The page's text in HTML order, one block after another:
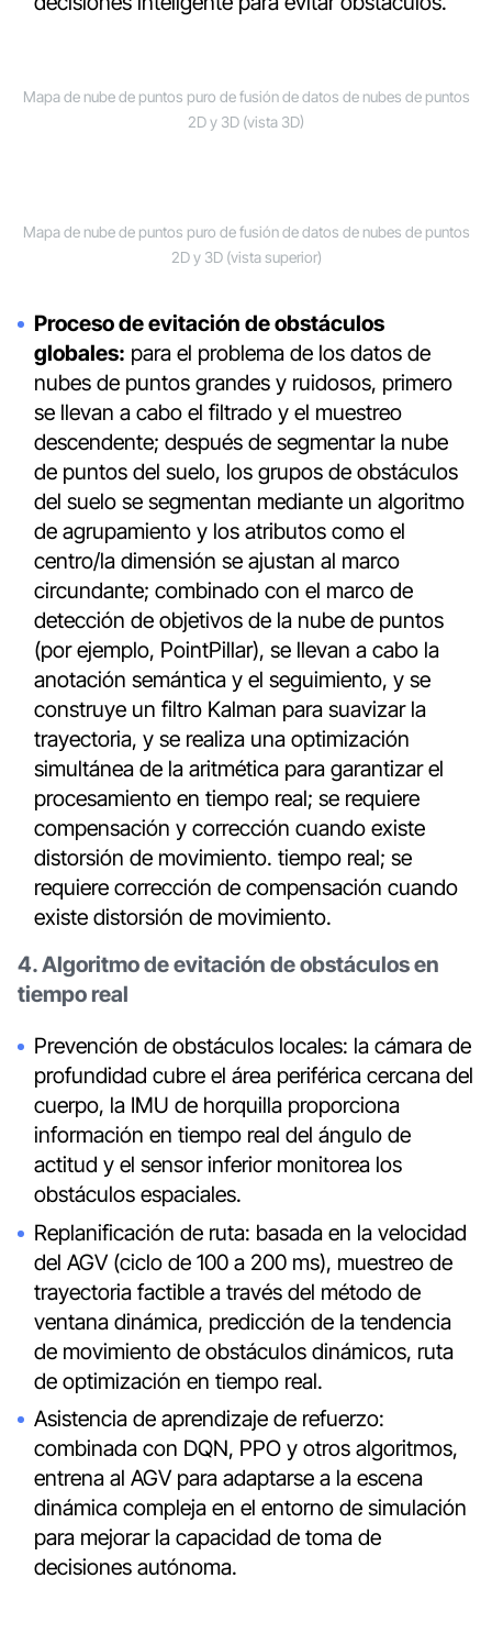
Mapa de nube de puntos puro de fusión de datos de nubes de puntos
2D y 3D (vista 3D)
Mapa de nube de puntos puro de fusión de datos de nubes de puntos
2D y 3D (vista superior)
Proceso de evitación de obstáculos
globales: para el problema de los datos de
nubes de puntos grandes y ruidosos, primero
se llevan a cabo el filtrado y el muestreo
descendente; después de segmentar la nube
de puntos del suelo, los grupos de obstáculos
del suelo se segmentan mediante un algoritmo
de agrupamiento y los atributos como el
centro/la dimensión se ajustan al marco
circundante; combinado con el marco de
detección de objetivos de la nube de puntos
(por ejemplo, PointPillar), se llevan a cabo la
anotación semántica y el seguimiento, y se
construye un filtro Kalman para suavizar la
trayectoria, y se realiza una optimización
simultánea de la aritmética para garantizar el
procesamiento en tiempo real; se requiere
compensación y corrección cuando existe
distorsión de movimiento. tiempo real; se
requiere corrección de compensación cuando
existe distorsión de movimiento.
4. Algoritmo de evitación de obstáculos en
tiempo real
Prevención de obstáculos locales: la cámara de
profundidad cubre el área periférica cercana del
cuerpo, la IMU de horquilla proporciona
información en tiempo real del ángulo de
actitud y el sensor inferior monitorea los
obstáculos espaciales.
Replanificación de ruta: basada en la velocidad
del AGV (ciclo de 100 a 200 ms), muestreo de
trayectoria factible a través del método de
ventana dinámica, predicción de la tendencia
de movimiento de obstáculos dinámicos, ruta
de optimización en tiempo real.
Asistencia de aprendizaje de refuerzo:
combinada con DQN, PPO y otros algoritmos,
entrena al AGV para adaptarse a la escena
dinámica compleja en el entorno de simulación
para mejorar la capacidad de toma de
decisiones autónoma.